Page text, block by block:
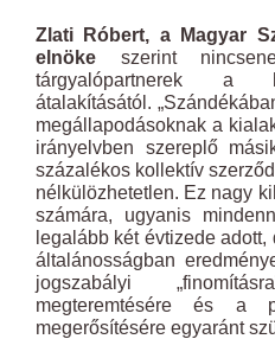
Zlati Róbert, a Magyar
elnöke szerint
tárgyalópartnerek a
átalakításától.
megállapodásoknak a
irányelvben szereplő
százalékos kollektív
nélkülözhetetlen. Ez nagy
számára, ugyanis
legalább két évtizede
általánosságban
jogszabályi
megteremtésére és a
megerősítésére egyaránt